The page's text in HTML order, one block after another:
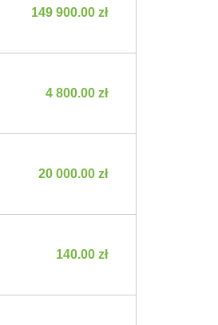
149 900.00 zł
4 800.00 zł
20 000.00 zł
140.00 zł